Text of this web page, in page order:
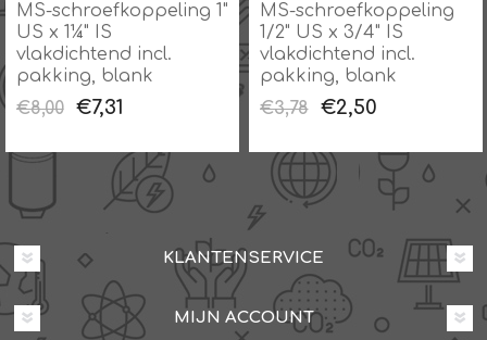
MS-schroefkoppeling 1"
US x 1¼" IS
vlakdichtend incl.
pakking, blank
€8,00
€7,31
MS-schroefkoppeling
1/2" US x 3/4" IS
vlakdichtend incl.
pakking, blank
€3,78
€2,50
KLANTENSERVICE
MIJN ACCOUNT